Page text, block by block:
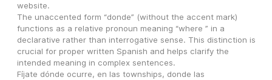
website.
The unaccented form “donde” (without the accent mark)
functions as a relative pronoun meaning “where ” in a
declarative rather than interrogative sense. This distinction is
crucial for proper written Spanish and helps clarify the
intended meaning in complex sentences.
Fíjate dónde ocurre, en las townships, donde las